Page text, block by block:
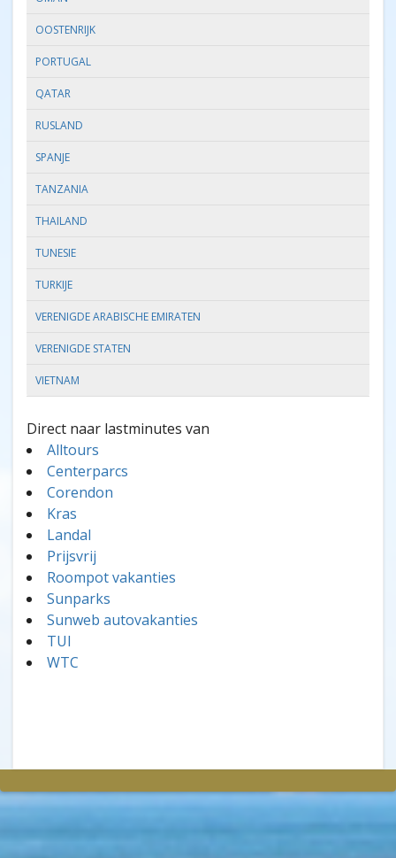
OOSTENRIJK
PORTUGAL
QATAR
RUSLAND
SPANJE
TANZANIA
THAILAND
TUNESIE
TURKIJE
VERENIGDE ARABISCHE EMIRATEN
VERENIGDE STATEN
VIETNAM
Direct naar lastminutes van
Alltours
Centerparcs
Corendon
Kras
Landal
Prijsvrij
Roompot vakanties
Sunparks
Sunweb autovakanties
TUI
WTC